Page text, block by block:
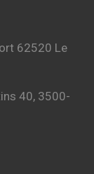
62520 Le
40, 3500-